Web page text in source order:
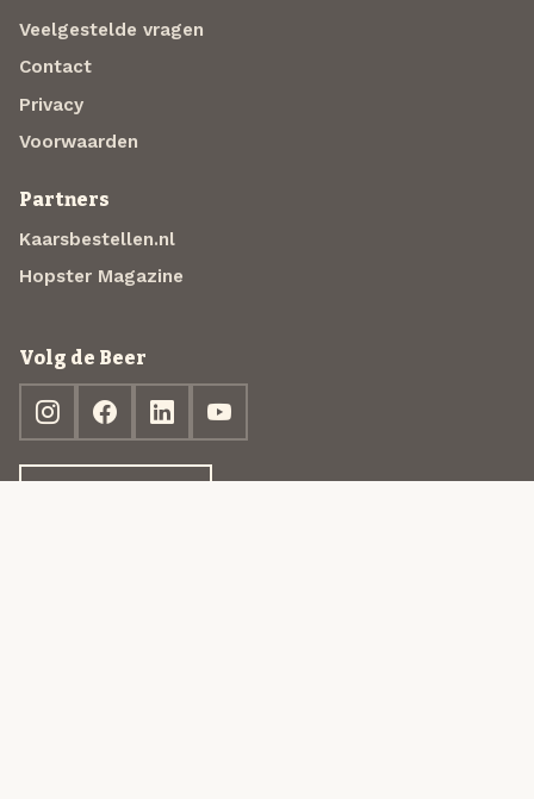
Veelgestelde vragen
Contact
Privacy
Voorwaarden
Partners
Kaarsbestellen.nl
Hopster Magazine
Volg de Beer